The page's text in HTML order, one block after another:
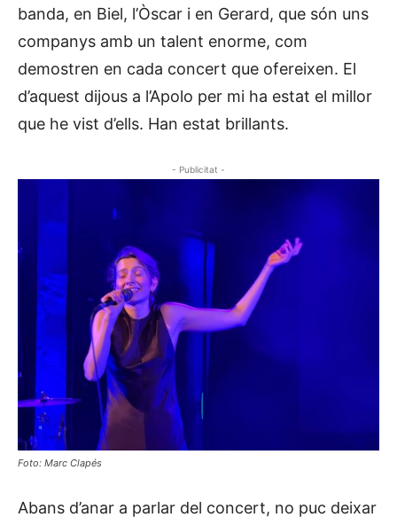
banda, en Biel, l’Òscar i en Gerard, que són uns
companys amb un talent enorme, com
demostren en cada concert que ofereixen. El
d’aquest dijous a l’Apolo per mi ha estat el millor
que he vist d’ells. Han estat brillants.
- Publicitat -
Foto: Marc Clapés
Abans d’anar a parlar del concert, no puc deixar